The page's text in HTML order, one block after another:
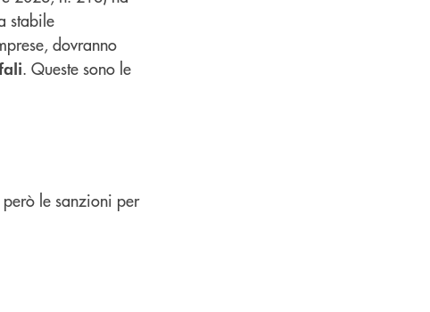
stabile
dovranno
. Queste sono le
le sanzioni per